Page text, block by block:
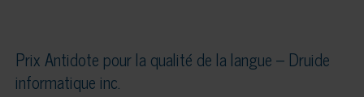
Prix Antidote pour la qualité de la langue – Druide
informatique inc.